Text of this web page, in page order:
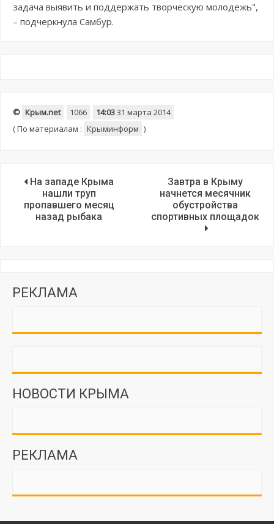
задача выявить и поддержать творческую молодежь",
– подчеркнула Самбур.
© Крым.net 1066 14:0331 марта 2014
(По материалам : Крыминформ )
На западе Крыма
нашли труп
пропавшего месяц
назад рыбака
Завтра в Крыму
начнется месячник
обустройства
спортивных площадок
РЕКЛАМА
НОВОСТИ КРЫМА
РЕКЛАМА